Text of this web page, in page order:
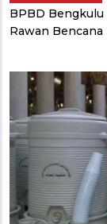
BPBD Bengkulu
Rawan Bencana